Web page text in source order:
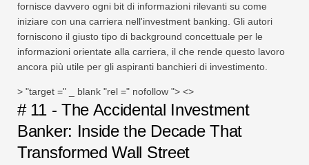
fornisce davvero ogni bit di informazioni rilevanti su come
iniziare con una carriera nell'investment banking. Gli autori
forniscono il giusto tipo di background concettuale per le
informazioni orientate alla carriera, il che rende questo lavoro
ancora più utile per gli aspiranti banchieri di investimento.
> "target =" _ blank "rel =" nofollow "> <>
# 11 - The Accidental Investment
Banker: Inside the Decade That
Transformed Wall Street